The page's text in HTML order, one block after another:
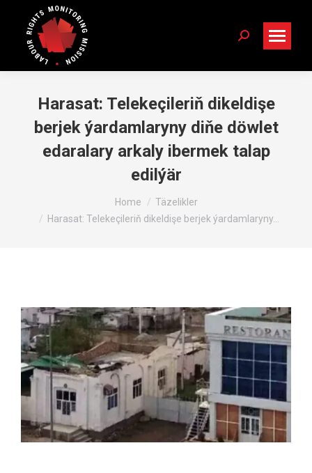
Search:
Harasat: Telekeçileriň dikeldişe
berjek ýardamlaryny diňe döwlet
edaralary arkaly ibermek talap
edilýär
Home
Täzelikler
Harasat: Telekeçileriň dikeldişe berjek ýardamlaryny…